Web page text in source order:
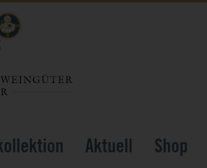
Aktuell Shop